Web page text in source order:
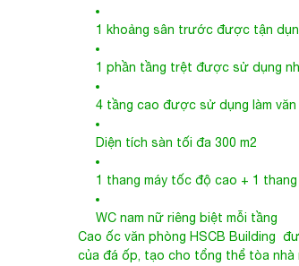
1 khoảng sân trước được tận
1 phần tầng trệt được sử dụng
4 tầng cao được sử dụng làm
Diện tích sàn tối đa 300 m2
1 thang máy tốc độ cao + 1
WC nam nữ riêng biệt mỗi tầng
Cao ốc văn phòng HSCB Building
của đá ốp, tạo cho tổng thể tòa nhà